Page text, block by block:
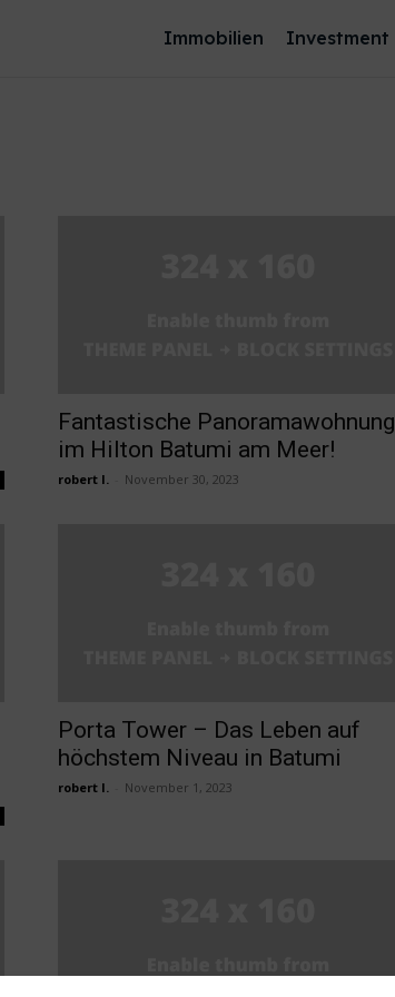
Immobilien Investment
Fantastische Panoramawohnung
im Hilton Batumi am Meer!
robert l. November 30, 2023
Porta Tower – Das Leben auf
höchstem Niveau in Batumi
robert l. November 1, 2023